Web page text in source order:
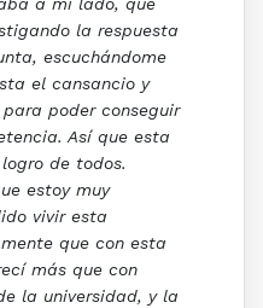
a mi lado, que
la respuesta
escuchándome
el cansancio y
poder conseguir
Así que esta
de todos.
estoy muy
vivir esta
que con esta
más que con
la universidad, y la